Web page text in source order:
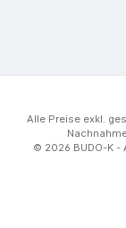
Alle Preise exkl.
© 2026 BUDO-K -